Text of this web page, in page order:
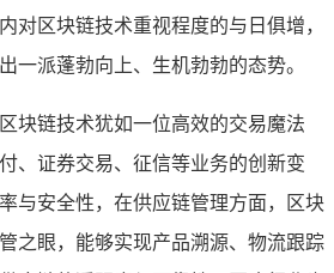
对区块链技术重视程度的与日俱增，
一派蓬勃向上、生机勃勃的态势。
块链技术犹如一位高效的交易魔法
、证券交易、征信等业务的创新变
与安全性，在供应链管理方面，区块
之眼，能够实现产品溯源、物流跟踪